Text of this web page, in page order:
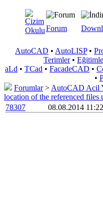
Forum
AutoCAD • AutoLISP•
Terimler•
aLd • TCad • FacadeCAD •
•
Forumlar> AutoCAD Acil
location of the referenced files
78307
08.08.2014